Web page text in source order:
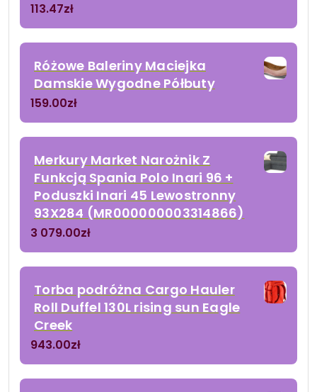
113.47zł
Różowe Baleriny Maciejka
Damskie Wygodne Półbuty
159.00zł
Merkury Market Narożnik Z
Funkcją Spania Polo Inari 96 +
Poduszki Inari 45 Lewostronny
93X284 (MR000000003314866)
3 079.00zł
Torba podróżna Cargo Hauler
Roll Duffel 130L rising sun Eagle
Creek
943.00zł